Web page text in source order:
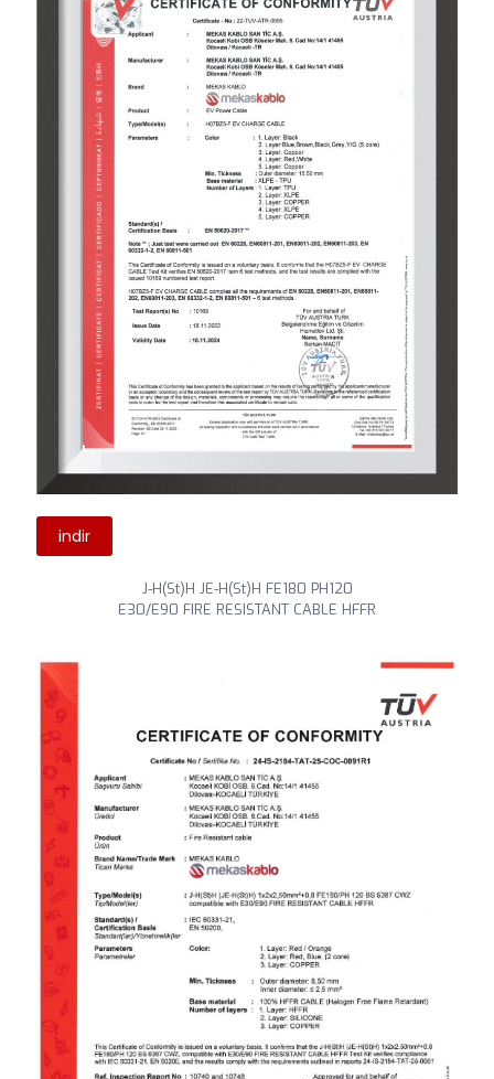
indir
J-H(St)H JE-H(St)H FE180 PH120
E30/E90 FIRE RESISTANT CABLE HFFR